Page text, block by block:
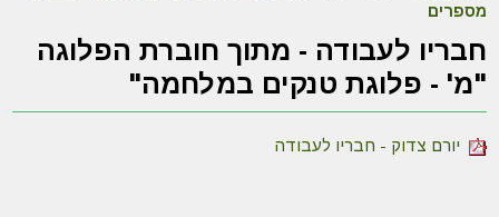
מספרים
חבריו לעבודה - מתוך חוברת הפלוגה
"מ' - פלוגת טנקים במלחמה"
יורם צדוק - חבריו לעבודה